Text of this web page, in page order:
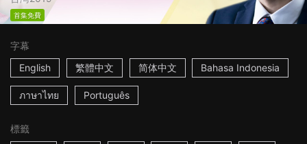
首集免費
字幕
English
繁體中文 简体中文 Bahasa Indonesia
ภาษาไทย Português
標籤